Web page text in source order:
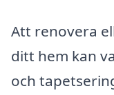
Att renovera
ditt hem kan
och